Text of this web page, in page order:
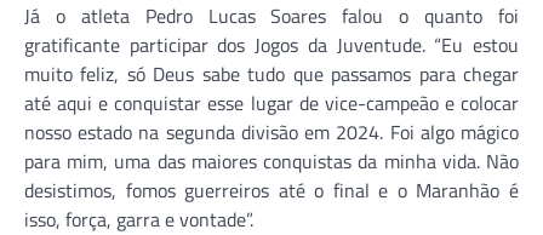
Já o atleta Pedro Lucas Soares falou o quanto foi
gratificante participar dos Jogos da Juventude. “Eu estou
muito feliz, só Deus sabe tudo que passamos para chegar
até aqui e conquistar esse lugar de vice-campeão e colocar
nosso estado na segunda divisão em 2024. Foi algo mágico
para mim, uma das maiores conquistas da minha vida. Não
desistimos, fomos guerreiros até o final e o Maranhão é
isso, força, garra e vontade”.